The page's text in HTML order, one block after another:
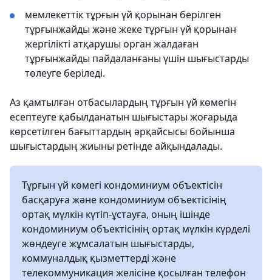
мемлекеттік тұрғын үй қорынан берілген
тұрғынжайды және жеке тұрғын үй қорынан
жергілікті атқарушы орган жалдаған
тұрғынжайды пайдаланғаны үшін шығыстарды
төлеуге беріледі.
Аз қамтылған отбасылардың тұрғын үй көмегін
есептеуге қабылданатын шығыстары жоғарыда
көрсетілген бағыттардың әрқайсысы бойынша
шығыстардың жиыны ретінде айқындалады.
Тұрғын үй көмегі кондоминиум объектісін
басқаруға және кондоминиум объектісінің
ортақ мүлкін күтіп-ұстауға, оның ішінде
кондоминиум объектісінің ортақ мүлкін күрделі
жөндеуге жұмсалатын шығыстарды,
коммуналдық қызметтерді және
телекоммуникация желісіне қосылған телефон